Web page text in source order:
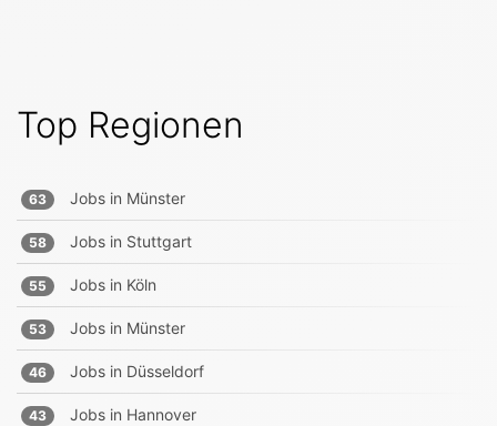
Top Regionen
63 Jobs in Münster
58 Jobs in Stuttgart
55 Jobs in Köln
53 Jobs in Münster
46 Jobs in Düsseldorf
43 Jobs in Hannover